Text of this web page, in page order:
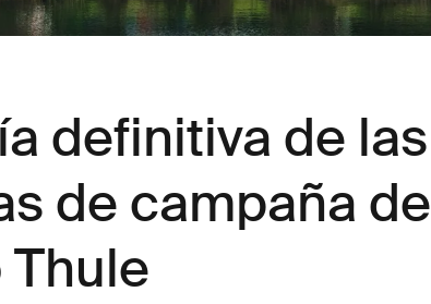
definitiva de las
de campaña de